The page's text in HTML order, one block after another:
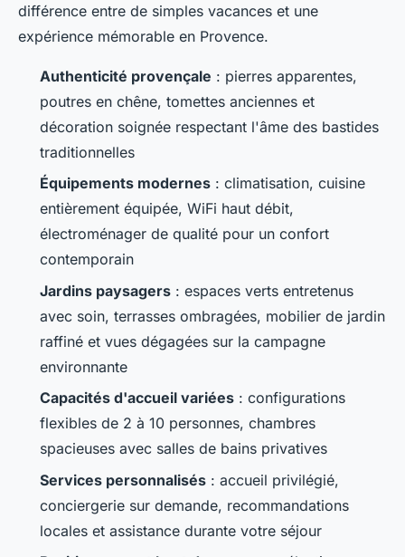
différence entre de simples vacances et une
expérience mémorable en Provence.
Authenticité provençale : pierres apparentes,
poutres en chêne, tomettes anciennes et
décoration soignée respectant l'âme des bastides
traditionnelles
Équipements modernes : climatisation, cuisine
entièrement équipée, WiFi haut débit,
électroménager de qualité pour un confort
contemporain
Jardins paysagers : espaces verts entretenus
avec soin, terrasses ombragées, mobilier de jardin
raffiné et vues dégagées sur la campagne
environnante
Capacités d'accueil variées : configurations
flexibles de 2 à 10 personnes, chambres
spacieuses avec salles de bains privatives
Services personnalisés : accueil privilégié,
conciergerie sur demande, recommandations
locales et assistance durante votre séjour